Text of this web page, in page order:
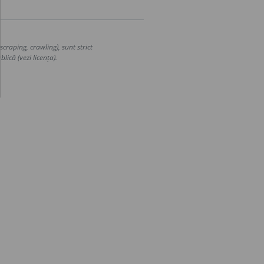
crawling), sunt strict
(vezi licența).